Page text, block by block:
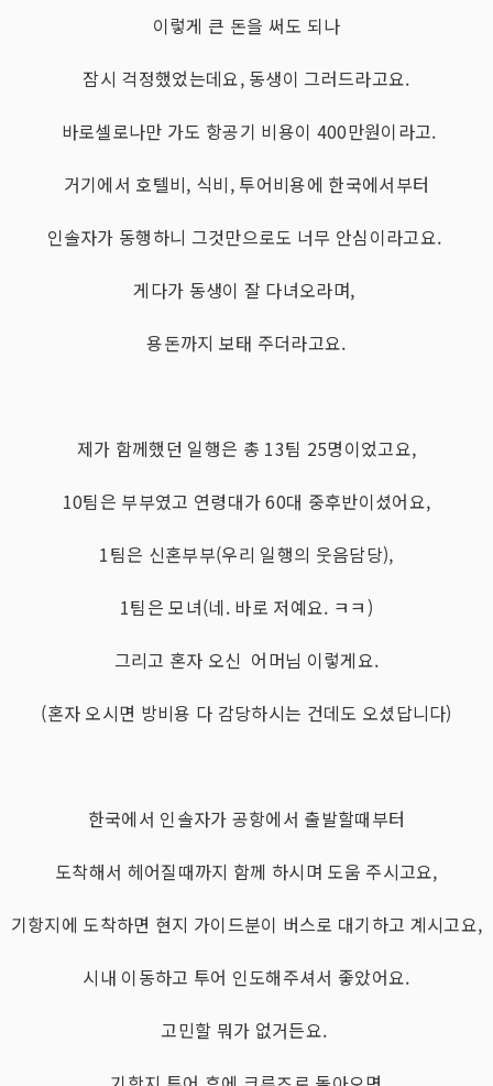
이렇게 큰 돈을 써도 되나
잠시 걱정했었는데요, 동생이 그러드라고요.
바로셀로나만 가도 항공기 비용이 400만원이라고.
거기에서 호텔비, 식비, 투어비용에 한국에서부터
인솔자가 동행하니 그것만으로도 너무 안심이라고요.
게다가 동생이 잘 다녀오라며,
용돈까지 보태 주더라고요.
제가 함께했던 일행은 총 13팀 25명이었고요,
10팀은 부부였고 연령대가 60대 중후반이셨어요,
1팀은 신혼부부(우리 일행의 웃음담당),
1팀은 모녀(네. 바로 저예요. ㅋㅋ)
그리고 혼자 오신 어머님 이렇게요.
(혼자 오시면 방비용 다 감당하시는 건데도 오셨답니다)
한국에서 인솔자가 공항에서 출발할때부터
도착해서 헤어질때까지 함께 하시며 도움 주시고요,
기항지에 도착하면 현지 가이드분이 버스로 대기하고 계시고요,
시내 이동하고 투어 인도해주셔서 좋았어요.
고민할 뭐가 없거든요.